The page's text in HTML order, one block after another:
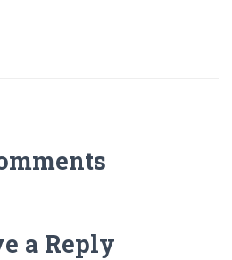
a Reply